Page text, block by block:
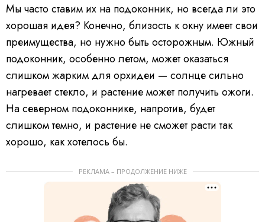
Мы часто ставим их на подоконник, но всегда ли это
хорошая идея? Конечно, близость к окну имеет свои
преимущества, но нужно быть осторожным. Южный
подоконник, особенно летом, может оказаться
слишком жарким для орхидеи — солнце сильно
нагревает стекло, и растение может получить ожоги.
На северном подоконнике, напротив, будет
слишком темно, и растение не сможет расти так
хорошо, как хотелось бы.
РЕКЛАМА – ПРОДОЛЖЕНИЕ НИЖЕ